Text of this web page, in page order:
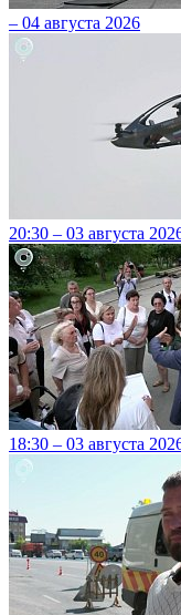
– 04 августа 2026
20:30 – 03 августа
18:30 – 03 августа